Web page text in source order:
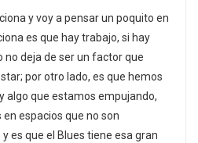
y voy a pensar un poquito en
es que hay trabajo, si hay
no deja de ser un factor que
por otro lado, es que hemos
algo que estamos empujando,
espacios que no son
es que el Blues tiene esa gran